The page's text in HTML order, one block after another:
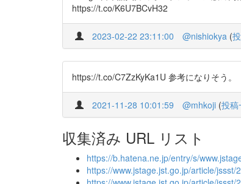
https://t.co/K6U7BCvH32
2023-02-22 23:11:00 @nishiokya (
https://t.co/C7ZzKyKa1U 参考になりそう。
2021-11-28 10:01:59 @mhkoji (投稿
収集済み URL リスト
https://b.hatena.ne.jp/entry/s/
https://www.jstage.jst.go.jp/article/